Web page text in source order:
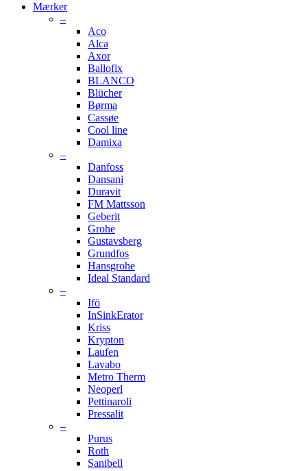
Mærker
–
Aco
Alca
Axor
Ballofix
BLANCO
Blücher
Børma
Cassøe
Cool line
Damixa
–
Danfoss
Dansani
Duravit
FM Mattsson
Geberit
Grohe
Gustavsberg
Grundfos
Hansgrohe
Ideal Standard
–
Ifö
InSinkErator
Kriss
Krypton
Laufen
Lavabo
Metro Therm
Neoperl
Pettinaroli
Pressalit
–
Purus
Roth
Sanibell